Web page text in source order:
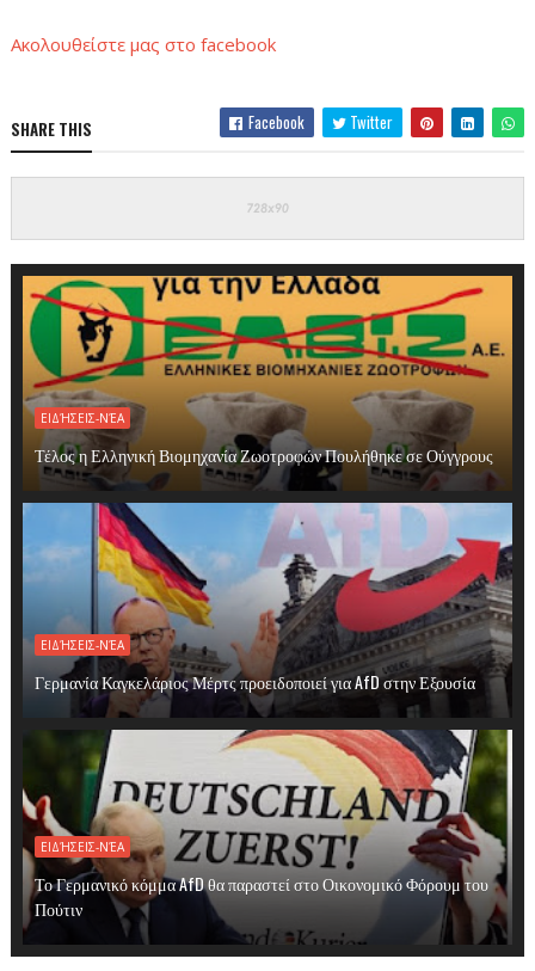
Ακολουθείστε μας στο facebook
SHARE THIS Facebook Twitter
ΕΙΔΉΣΕΙΣ-ΝΈΑ
Τέλος η Ελληνική Βιομηχανία Ζωοτροφών Πουλήθηκε σε Ούγγρους
ΕΙΔΉΣΕΙΣ-ΝΈΑ
Γερμανία Καγκελάριος Μέρτς προειδοποιεί για AfD στην Εξουσία
ΕΙΔΉΣΕΙΣ-ΝΈΑ
Το Γερμανικό κόμμα AfD θα παραστεί στο Οικονομικό Φόρουμ του
Πούτιν